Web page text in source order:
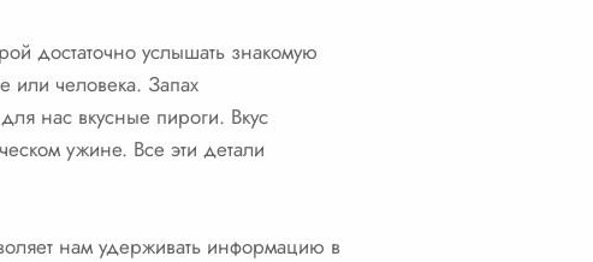
достаточно услышать знакомую
или человека. Запах
нас вкусные пироги. Вкус
ужине. Все эти детали
нам удерживать информацию в